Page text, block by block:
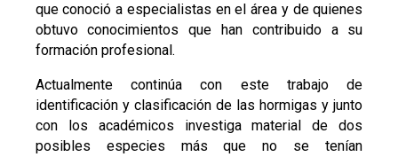
que conoció a especialistas en el área y de quienes
obtuvo conocimientos que han contribuido a su
formación profesional.
Actualmente continúa con este trabajo de
identificación y clasificación de las hormigas y junto
con los académicos investiga material de dos
posibles especies más que no se tenían